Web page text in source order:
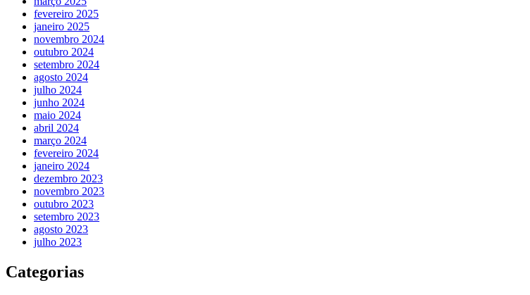
fevereiro 2025
janeiro 2025
novembro 2024
outubro 2024
setembro 2024
agosto 2024
julho 2024
junho 2024
maio 2024
abril 2024
março 2024
fevereiro 2024
janeiro 2024
dezembro 2023
novembro 2023
outubro 2023
setembro 2023
agosto 2023
julho 2023
Categorias